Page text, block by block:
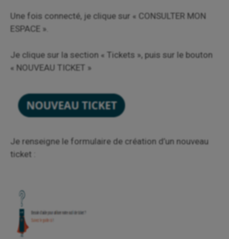
Une fois connecté, je clique sur « CONSULTER MON
ESPACE ».
Je clique sur la section « Tickets », puis sur le bouton
« NOUVEAU TICKET »
Je renseigne le formulaire de création d’un nouveau
ticket :